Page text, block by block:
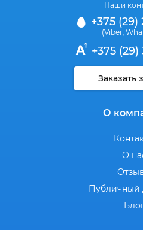
Наши
+375 (29)
(Viber
+375
Заказать
О
О
Публичный